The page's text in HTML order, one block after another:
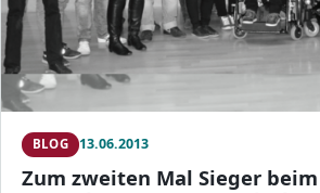
BLOG 13.06.2013
Zum zweiten Mal Sieger beim